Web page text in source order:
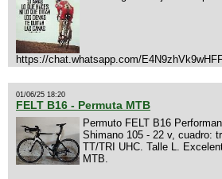
https://chat.whatsapp.com/
01/06/25 18:20
FELT B16 - Permuta MTB
Permuto FELT B16
Shimano 105 - 22 v, cuadro:
TT/TRI UHC. Talle L.
MTB.